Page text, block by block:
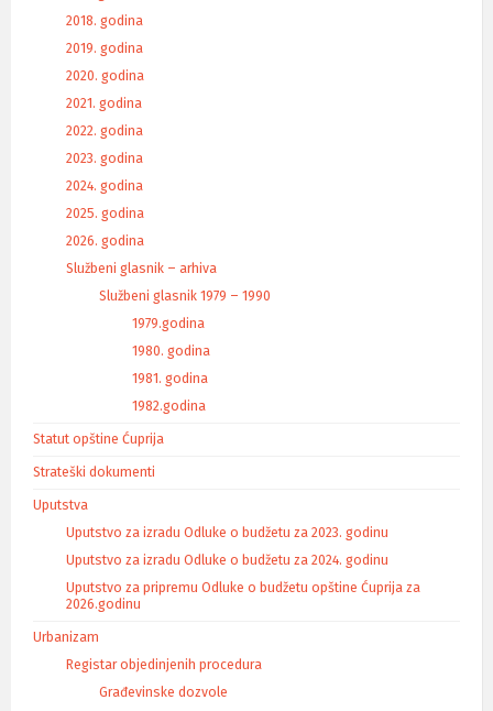
2018. godina
2019. godina
2020. godina
2021. godina
2022. godina
2023. godina
2024. godina
2025. godina
2026. godina
Službeni glasnik – arhiva
Službeni glasnik 1979 – 1990
1979.godina
1980. godina
1981. godina
1982.godina
Statut opštine Ćuprija
Strateški dokumenti
Uputstva
Uputstvo za izradu Odluke o budžetu za 2023. godinu
Uputstvo za izradu Odluke o budžetu za 2024. godinu
Uputstvo za pripremu Odluke o budžetu opštine Ćuprija za
2026.godinu
Urbanizam
Registar objedinjenih procedura
Građevinske dozvole